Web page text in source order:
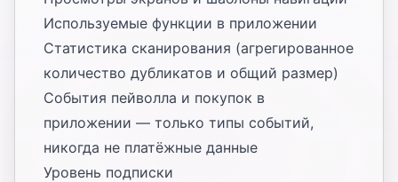
Используемые функции в приложении
Статистика сканирования (агрегированное
количество дубликатов и общий размер)
События пейволла и покупок в
приложении — только типы событий,
никогда не платёжные данные
Уровень подписки